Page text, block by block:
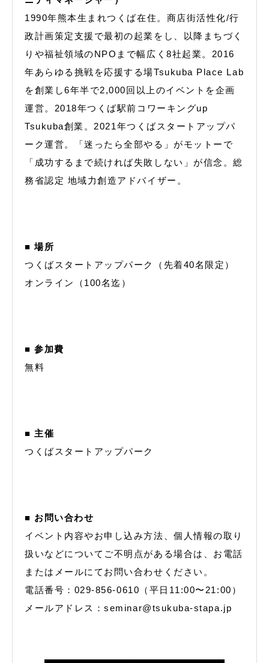
1990年熊本生まれつくば在住。商店街活性化/行
政計画策定支援で最初の起業をし、以降まちづく
りや福祉領域のNPOまで幅広く8社起業。2016
年あらゆる挑戦を応援する場Tsukuba Place Lab
を創業し6年半で2,000回以上のイベントを企画
運営。2018年つくば駅前コワーキングup
Tsukuba創業。2021年つくばスタートアップパ
ーク運営。「迷ったら全部やる」がモットーで
「成功するまで続ければ失敗しない」が信念。総
務省認定 地域力創造アドバイザー。
■ 場所
つくばスタートアップパーク（先着40名限定）
オンライン（100名迄）
■ 参加費
無料
■ 主催
つくばスタートアップパーク
■ お問い合わせ
イベント内容やお申し込み方法、個人情報の取り
扱いなどについてご不明点がある場合は、お電話
またはメールにてお問い合わせください。
電話番号：029-856-0610（平日11:00〜21:00）
メールアドレス：seminar@tsukuba-stapa.jp